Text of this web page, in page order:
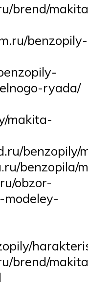
brend/
benzopily-
ryada/
makita-
benzopily/
benzopila/
obzor-
modeley-
brend/